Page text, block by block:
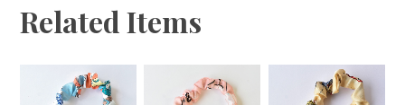
Related Items